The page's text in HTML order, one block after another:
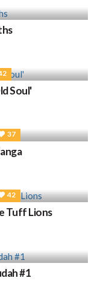
Soul'
37
42
Tuff Lions
#1